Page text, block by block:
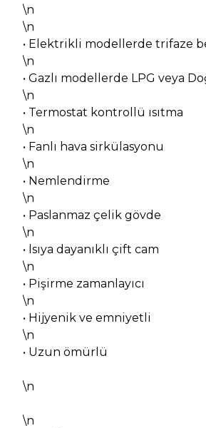
\n
\n
• Elektrikli modellerde trifaze
\n
• Gazlı modellerde LPG veya
\n
• Termostat kontrollü ısıtma
\n
• Fanlı hava sirkülasyonu
\n
• Nemlendirme
\n
• Paslanmaz çelik gövde
\n
• lsıya dayanıklı çift cam
\n
• Pişirme zamanlayıcı
\n
• Hijyenik ve emniyetli
\n
• Uzun ömürlü
\n
\n